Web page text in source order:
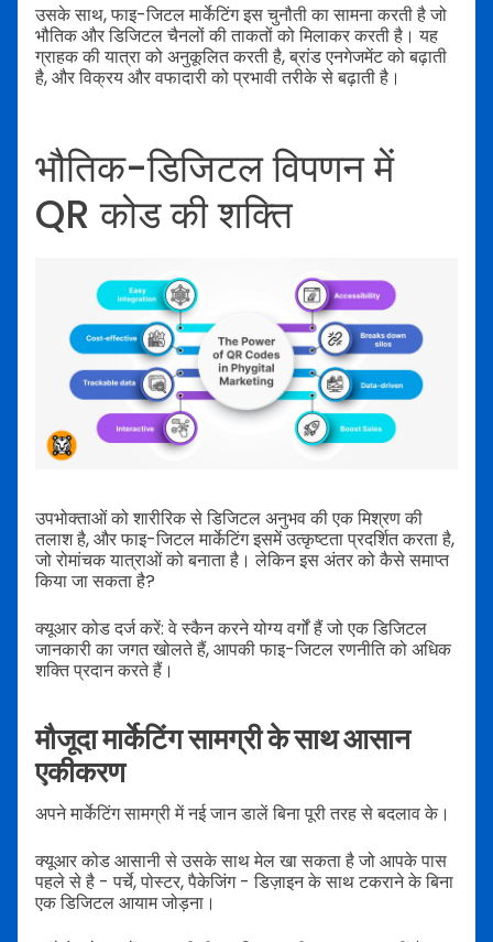
उसके साथ, फाइ-जिटल मार्केटिंग इस चुनौती का सामना करती है जो
भौतिक और डिजिटल चैनलों की ताकतों को मिलाकर करती है। यह
ग्राहक की यात्रा को अनुकूलित करती है, ब्रांड एनगेजमेंट को बढ़ाती
है, और विक्रय और वफादारी को प्रभावी तरीके से बढ़ाती है।
भौतिक-डिजिटल विपणन में
QR कोड की शक्ति
उपभोक्ताओं को शारीरिक से डिजिटल अनुभव की एक मिश्रण की
तलाश है, और फाइ-जिटल मार्केटिंग इसमें उत्कृष्टता प्रदर्शित करता है,
जो रोमांचक यात्राओं को बनाता है। लेकिन इस अंतर को कैसे समाप्त
किया जा सकता है?
क्यूआर कोड दर्ज करें: वे स्कैन करने योग्य वर्गों हैं जो एक डिजिटल
जानकारी का जगत खोलते हैं, आपकी फाइ-जिटल रणनीति को अधिक
शक्ति प्रदान करते हैं।
मौजूदा मार्केटिंग सामग्री के साथ आसान
एकीकरण
अपने मार्केटिंग सामग्री में नई जान डालें बिना पूरी तरह से बदलाव के।
क्यूआर कोड आसानी से उसके साथ मेल खा सकता है जो आपके पास
पहले से है - पर्चे, पोस्टर, पैकेजिंग - डिज़ाइन के साथ टकराने के बिना
एक डिजिटल आयाम जोड़ना।